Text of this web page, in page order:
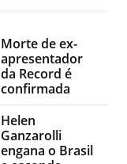
Morte de ex-
apresentador
da Record é
confirmada
Helen
Ganzarolli
engana o Brasil